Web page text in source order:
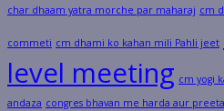
char dhaam yatra morche par maharaj cm
commeti cm dhami ko kahan mili Pahli jeet
level meeting cm yogi
andaza congres bhavan me harda aur